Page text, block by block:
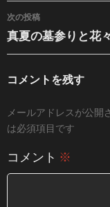
次の投稿
真夏の墓参りと花々
コメントを残す
メールアドレスが公開
は必須項目です
コメント ※